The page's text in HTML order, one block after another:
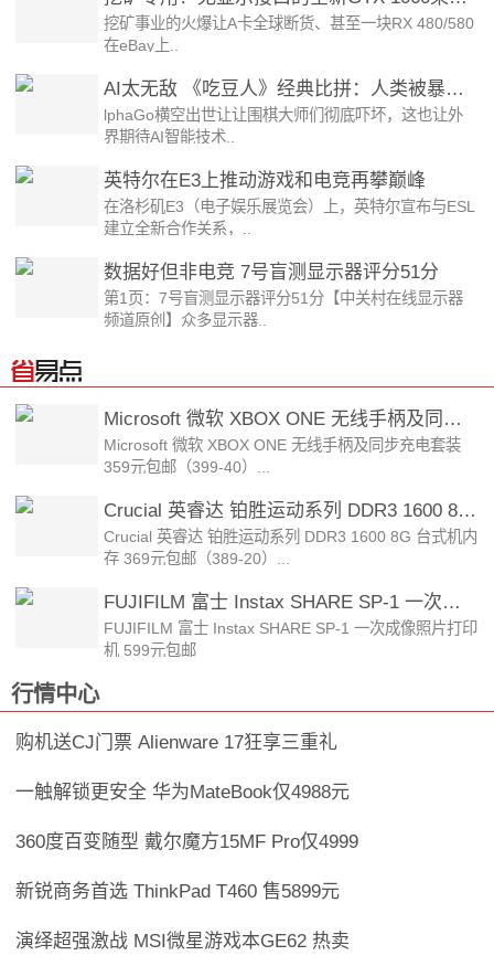
挖矿事业的火爆让A卡全球断货、甚至一块RX 480/580
在eBay上..
AI太无敌 《吃豆人》经典比拼：人类被暴虐了
lphaGo横空出世让让围棋大师们彻底吓坏，这也让外
界期待AI智能技术..
英特尔在E3上推动游戏和电竞再攀巅峰
在洛杉矶E3（电子娱乐展览会）上，英特尔宣布与ESL
建立全新合作关系，..
数据好但非电竞 7号盲测显示器评分51分
第1页：7号盲测显示器评分51分【中关村在线显示器
频道原创】众多显示器..
Microsoft 微软 XBOX ONE 无线手柄及同步充电套装 359元包邮（399-40）...
Microsoft 微软 XBOX ONE 无线手柄及同步充电套装
359元包邮（399-40）...
Crucial 英睿达 铂胜运动系列 DDR3 1600 8G 台式机内存 369元包邮（389-20）...
Crucial 英睿达 铂胜运动系列 DDR3 1600 8G 台式机内
存 369元包邮（389-20）...
FUJIFILM 富士 Instax SHARE SP-1 一次成像照片打印机 599元包邮
FUJIFILM 富士 Instax SHARE SP-1 一次成像照片打印
机 599元包邮
行情中心
购机送CJ门票 Alienware 17狂享三重礼
一触解锁更安全 华为MateBook仅4988元
360度百变随型 戴尔魔方15MF Pro仅4999
新锐商务首选 ThinkPad T460 售5899元
演绎超强激战 MSI微星游戏本GE62 热卖